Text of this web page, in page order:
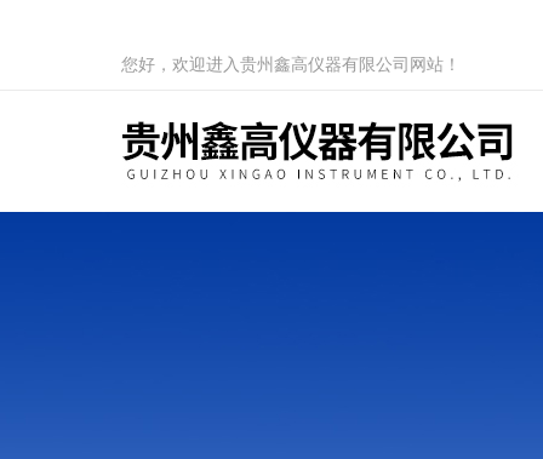
您好，欢迎进入贵州鑫高仪器有限公司网站！